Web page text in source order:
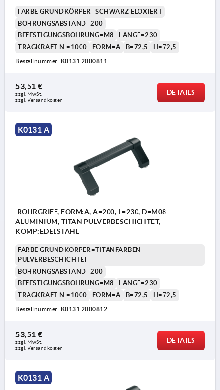
FARBE GRUNDKÖRPER=SCHWARZ ELOXIERT
BOHRUNGSABSTAND=200
BEFESTIGUNGSBOHRUNG=M8
LÄNGE=230
TRAGKRAFT N =1000
FORM=A B=72,5 H=72,5
Bestellnummer: K0131.2000811
53,51 €
zzgl. MwSt.
zzgl. Versandkosten
DETAILS
K0131 A
ROHRGRIFF, FORM:A, A=200, L=230, D=M08
ALUMINIUM, TITAN PULVERBESCHICHTET,
KOMP:EDELSTAHL
FARBE GRUNDKÖRPER=TITANFARBEN
PULVERBESCHICHTET
BOHRUNGSABSTAND=200
BEFESTIGUNGSBOHRUNG=M8
LÄNGE=230
TRAGKRAFT N =1000
FORM=A B=72,5 H=72,5
Bestellnummer: K0131.2000812
53,51 €
zzgl. MwSt.
zzgl. Versandkosten
DETAILS
K0131 A